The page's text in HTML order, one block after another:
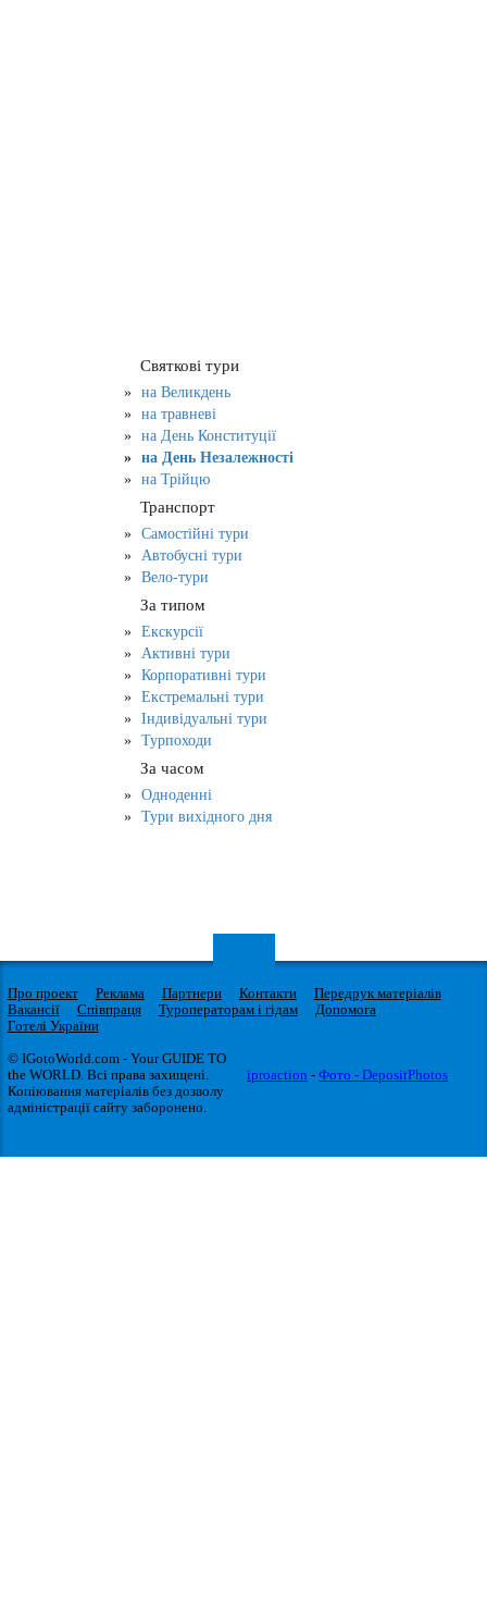
Святкові тури
на Великдень
на травневі
на День Конституції
на День Незалежності
на Трійцю
Транспорт
Самостійні тури
Автобусні тури
Вело-тури
За типом
Екскурсії
Активні тури
Корпоративні тури
Екстремальні тури
Індивідуальні тури
Турпоходи
За часом
Одноденні
Тури вихідного дня
Про проект Реклама Партнери Контакти
Передрук матеріалів
Вакансії
Співпраця Туроператорам і гідам
Допомога
Готелі України
© IGotoWorld.com - Your GUIDE TO
the WORLD. Всі права захищені.
Копіювання матеріалів без дозволу
адміністрації сайту заборонено.
iproaction - Фото - DepositPhotos